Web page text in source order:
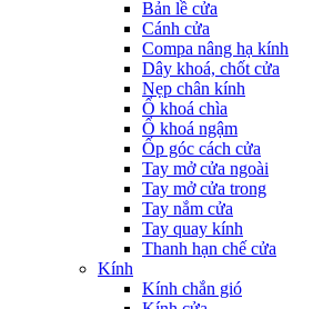
Bản lề cửa
Cánh cửa
Compa nâng hạ kính
Dây khoá, chốt cửa
Nẹp chân kính
Ổ khoá chìa
Ổ khoá ngậm
Ốp góc cách cửa
Tay mở cửa ngoài
Tay mở cửa trong
Tay nắm cửa
Tay quay kính
Thanh hạn chế cửa
Kính
Kính chắn gió